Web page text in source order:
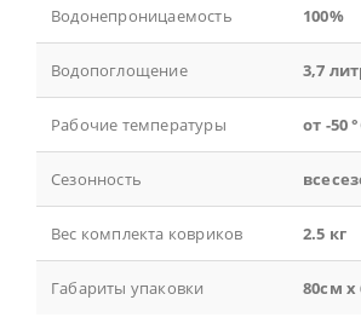
Водонепроницаемость 100%
Водопоглощение 3,7
Рабочие температуры от -50
Сезонность
Вес комплекта ковриков 2.5 кг
Габариты упаковки 80см x